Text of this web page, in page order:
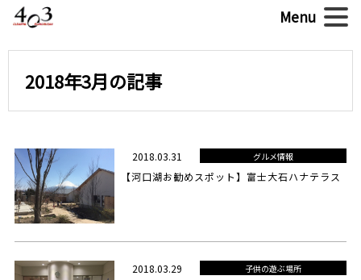
2018年3月の記事
2018.03.31 グルメ情報
【河口湖お勧めスポット】富士大石ハナテラス
2018.03.29 子供の遊ぶ場所